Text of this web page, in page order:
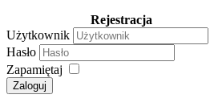
Rejestracja
Użytkownik
Hasło
Zapamiętaj
Zaloguj